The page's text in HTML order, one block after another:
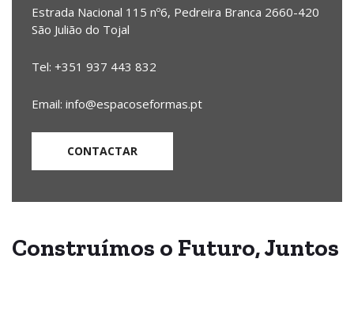
Estrada Nacional 115 nº6, Pedreira Branca 2660-420
São Julião do Tojal
Tel: +351 937 443 832
Email: info@espacoseformas.pt
CONTACTAR
Construímos o Futuro,Juntos